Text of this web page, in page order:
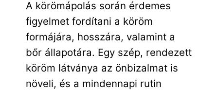
A körömápolás során érdemes
figyelmet fordítani a köröm
formájára, hosszára, valamint a
bőr állapotára. Egy szép, rendezett
köröm látványa az önbizalmat is
növeli, és a mindennapi rutin